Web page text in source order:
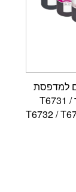
למדפסת
אפסון 70 מיליליטר T6731 /
T6732 /